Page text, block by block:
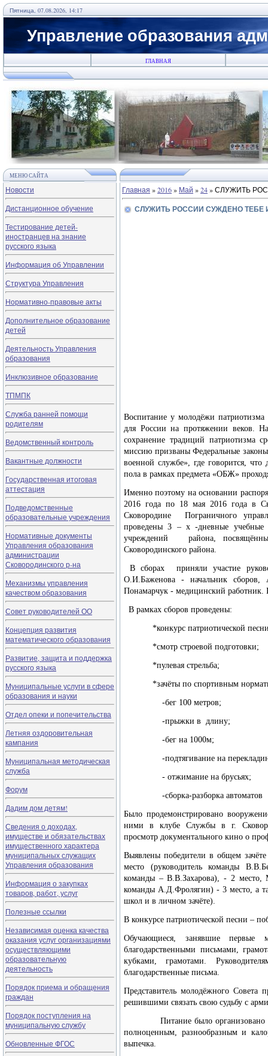
Пятница, 07.08.2026, 14:17
Управление образования
ГЛАВНАЯ
МЕНЮ САЙТА
Новости
Дистанционное обучение
Тестирование детей-
иностранцев на знание
русского языка
Информация об Управлении
Структура Управления
Нормативно-правовые акты
Дополнительное образование
детей
Деятельность Управления
образования
Инклюзивное образование
ТПМПК
Служба ранней помощи
родителям
Ведомственный контроль
Вакантные должности
Государственная итоговая
аттестация
Подведомственные
образовательные учреждения
Нормативные документы
Управления образования
администрации
Сковородинского р-на
Механизмы управления
качеством образования
Совет руководителей ОО
Концепция развития
математического образования
Развитие, защита и поддержка
русского языка
Муниципальные услуги в сфере
образования и науки
Отдел опеки и попечительства
Летняя оздоровительная
кампания
Муниципальная методическая
служба
Форум
Дадим дом детям!
Сведения о доходах,
имуществе и обязательствах
имущественного характера
муниципальных служащих
Управления образования
Информация о закупках
товаров, работ, услуг
Полезные ссылки
Независимая оценка качества
оказания услуг организациями
осуществляющими
образовательную
деятельность
Порядок приема и обращения
граждан
Порядок поступления на
муниципальную службу
Обновленные ФГОС
Главная »2016» Май »24» СЛУЖИТЬ
СЛУЖИТЬ РОССИИ СУЖДЕНО ТЕБЕ
Воспитание у молодёжи патриотизма
для России на протяжении веков.
сохранение традиций патриотизма
миссию призваны Федеральные
военной службе», где говорится,
пола в рамках предмета «ОБЖ»
Именно поэтому на основании
2016 года по 18 мая 2016 года в
Сковородине Пограничного
проведены 3 – х -дневные учебные
учреждений района,
Сковородинского района.
В сборах приняли участие
О.И.Баженова - начальник сборов,
Понамарчук - медицинский
В рамках сборов проведены:
*конкурс патриотической
*смотр строевой подготовки;
*пулевая стрельба;
*зачёты по спортивным
-бег 100 метров;
-прыжки в длину;
-бег на 1000м;
-подтягивание на
- отжимание на брусьях;
-сборка-разборка автоматов
Было продемонстрировано
ними в клубе Службы в г.
просмотр документального кино о
Выявлены победители в общем
место (руководитель команды
команды – В.В.Захарова), - 2
команды А.Д.Фролягин) - 3 место, а
школ и в личном зачёте).
В конкурсе патриотической песни –
Обучающиеся, занявшие первые
благодарственными письмами,
кубками, грамотами.
благодарственные письма.
Представитель молодёжного Совета
решившими связать свою судьбу с
Питание было организовано в
полноценным, разнообразным и
выпечка.